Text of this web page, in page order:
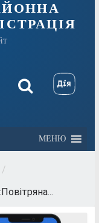
МЕНЮ
/